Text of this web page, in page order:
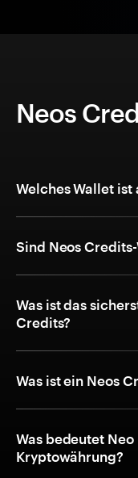
Neos
Welches Wallet ist
Sind Neos
Was ist das
Credits?
Was ist ein Neos
Was bedeutet Neo
Kryptowährung?